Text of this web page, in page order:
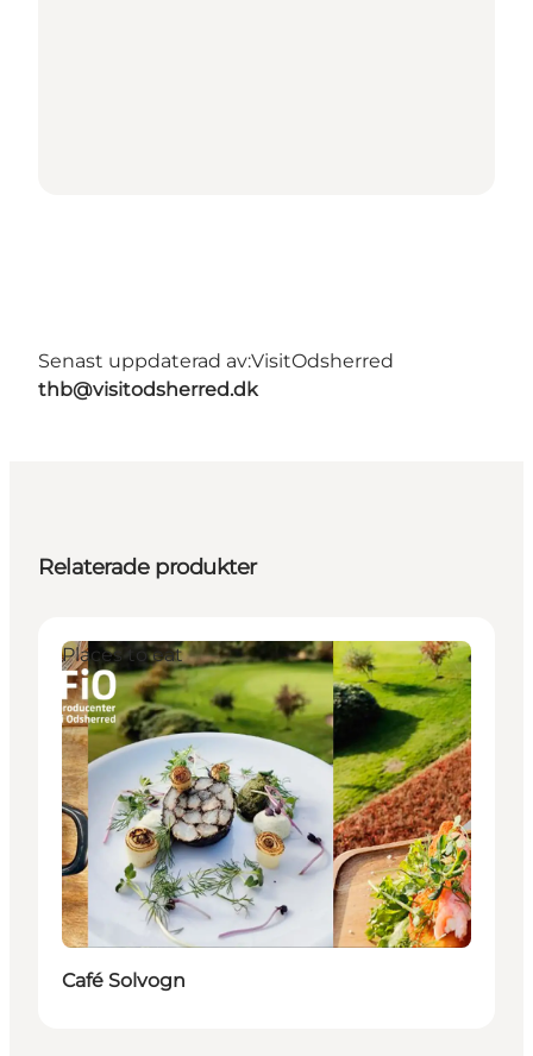
Senast uppdaterad av:VisitOdsherred
thb@visitodsherred.dk
Relaterade produkter
Places to eat
Café Solvogn